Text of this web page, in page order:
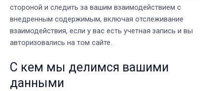
стороной и следить за вашим взаимодействием с
внедренным содержимым, включая отслеживание
взаимодействия, если у вас есть учетная запись и вы
авторизовались на том сайте.
С кем мы делимся вашими
данными